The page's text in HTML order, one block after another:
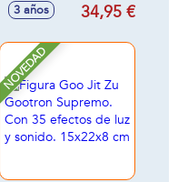
sorpresas, añade
haga efecto vapor,
luces y sonidos
3 años 34,95 €
NOVEDAD